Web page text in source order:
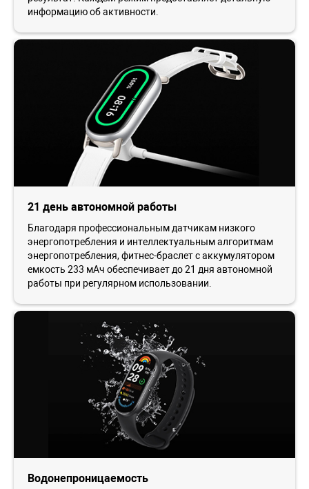
информацию об активности.
21 день автономной работы
Благодаря профессиональным датчикам низкого
энергопотребления и интеллектуальным алгоритмам
энергопотребления, фитнес-браслет с аккумулятором
емкость 233 мАч обеспечивает до 21 дня автономной
работы при регулярном использовании.
Водонепроницаемость